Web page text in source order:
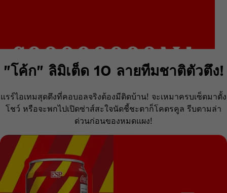
"โค้ก" ลิมิเต็ด 10 ลายทีมชาติตัวตึง!
แรร์ไอเทมสุดตึงที่คอบอลจริงต้องมีติดบ้าน! จะเหมาครบเซ็ตมาตั้ง
โชว์ หรือจะพกไปเปิดซ่าส์สะใจนัดชี้ชะตาก็โคตรคูล รีบตามล่า
ด่วนก่อนของหมดแผง!